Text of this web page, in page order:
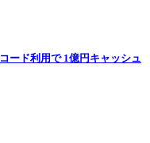
ード利用で 1億円キャッシュ